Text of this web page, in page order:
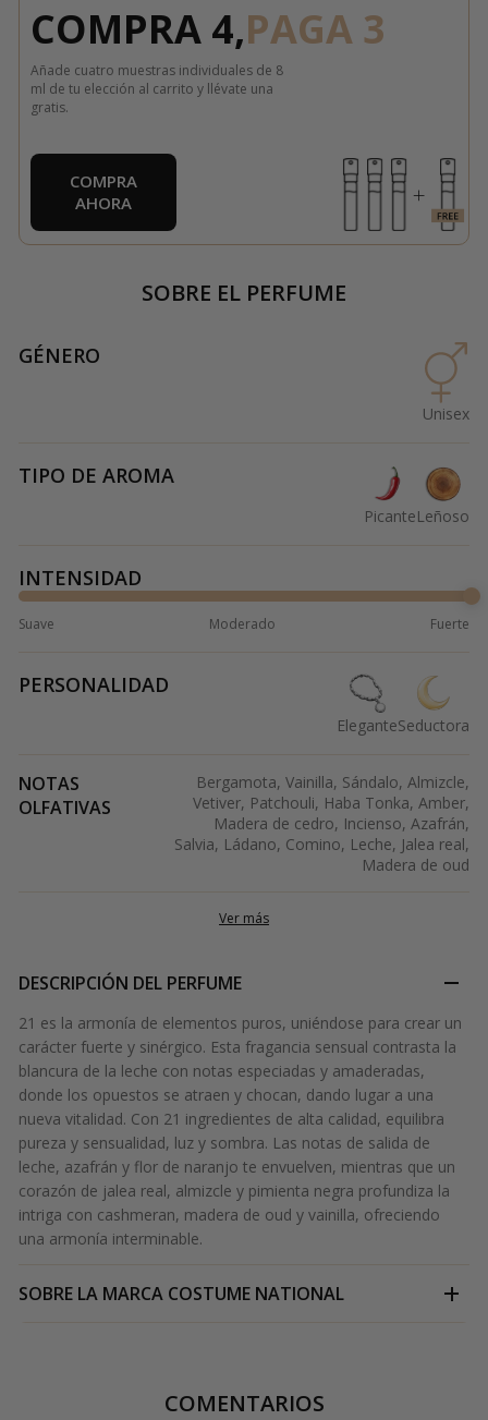
COMPRA 4,PAGA 3
Añade cuatro muestras individuales de 8
ml de tu elección al carrito y llévate una
gratis.
COMPRA
AHORA
SOBRE EL PERFUME
GÉNERO
Unisex
TIPO DE AROMA
PicanteLeñoso
INTENSIDAD
Suave Moderado Fuerte
PERSONALIDAD
EleganteSeductora
NOTAS
OLFATIVAS
Bergamota, Vainilla, Sándalo, Almizcle,
Vetiver, Patchouli, Haba Tonka, Amber,
Madera de cedro, Incienso, Azafrán,
Salvia, Ládano, Comino, Leche, Jalea real,
Madera de oud
Ver más
DESCRIPCIÓN DEL PERFUME
21 es la armonía de elementos puros, uniéndose para crear un
carácter fuerte y sinérgico. Esta fragancia sensual contrasta la
blancura de la leche con notas especiadas y amaderadas,
donde los opuestos se atraen y chocan, dando lugar a una
nueva vitalidad. Con 21 ingredientes de alta calidad, equilibra
pureza y sensualidad, luz y sombra. Las notas de salida de
leche, azafrán y flor de naranjo te envuelven, mientras que un
corazón de jalea real, almizcle y pimienta negra profundiza la
intriga con cashmeran, madera de oud y vainilla, ofreciendo
una armonía interminable.
SOBRE LA MARCA COSTUME NATIONAL
COMENTARIOS